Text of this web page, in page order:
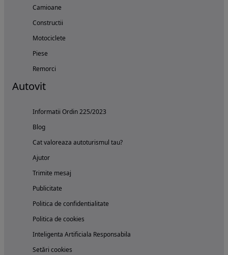
Camioane
Constructii
Motociclete
Piese
Remorci
Autovit
Informatii Ordin 225/2023
Blog
Cat valoreaza autoturismul tau?
Ajutor
Trimite mesaj
Publicitate
Politica de confidentialitate
Politica de cookies
Inteligenta Artificiala Responsabila
Setări cookies